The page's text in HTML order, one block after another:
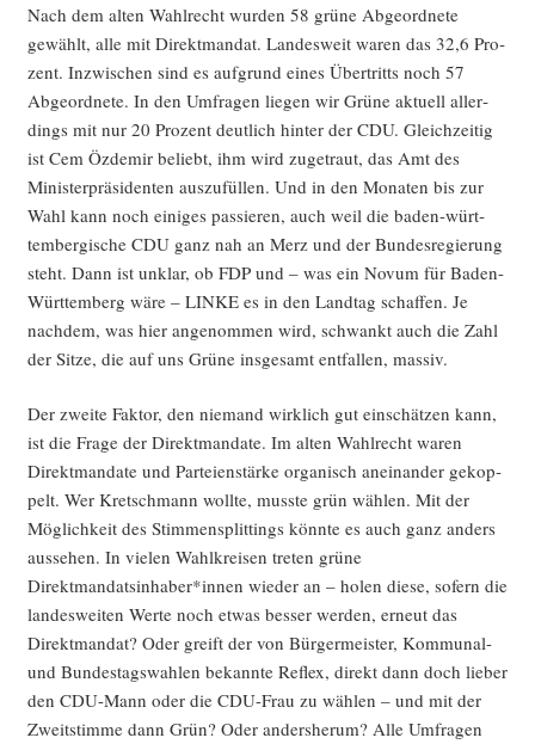
Nach dem alten Wahl­recht wur­den 58 grü­ne Abge­ord­ne­te
gewählt, alle mit Direkt­man­dat. Lan­des­weit waren das 32,6 Pro­
zent. Inzwi­schen sind es auf­grund eines Über­tritts noch 57
Abge­ord­ne­te. In den Umfra­gen lie­gen wir Grü­ne aktu­ell aller­
dings mit nur 20 Pro­zent deut­lich hin­ter der CDU. Gleich­zei­tig
ist Cem Özd­emir beliebt, ihm wird zuge­traut, das Amt des
Minis­ter­prä­si­den­ten aus­zu­fül­len. Und in den Mona­ten bis zur
Wahl kann noch eini­ges pas­sie­ren, auch weil die baden-würt­
tem­ber­gi­sche CDU ganz nah an Merz und der Bun­des­re­gie­rung
steht. Dann ist unklar, ob FDP und – was ein Novum für Baden-
Würt­tem­berg wäre – LINKE es in den Land­tag schaf­fen. Je
nach­dem, was hier ange­nom­men wird, schwankt auch die Zahl
der Sit­ze, die auf uns Grü­ne ins­ge­samt ent­fal­len, massiv.
Der zwei­te Fak­tor, den nie­mand wirk­lich gut ein­schät­zen kann,
ist die Fra­ge der Direkt­man­da­te. Im alten Wahl­recht waren
Direkt­man­da­te und Par­tei­en­stär­ke orga­nisch anein­an­der gekop­
pelt. Wer Kret­sch­mann woll­te, muss­te grün wäh­len. Mit der
Mög­lich­keit des Stim­men­split­tings könn­te es auch ganz anders
aus­se­hen. In vie­len Wahl­krei­sen tre­ten grü­ne
Direktmandatsinhaber*innen wie­der an – holen die­se, sofern die
lan­des­wei­ten Wer­te noch etwas bes­ser wer­den, erneut das
Direkt­man­dat? Oder greift der von Bür­ger­meis­ter, Kom­mu­nal-
und Bun­des­tags­wah­len bekann­te Reflex, direkt dann doch lie­ber
den CDU-Mann oder die CDU-Frau zu wäh­len – und mit der
Zweit­stim­me dann Grün? Oder anders­her­um? Alle Umfra­gen